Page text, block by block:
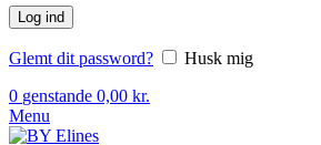
Log ind
Glemt dit password?
Husk mig
0 genstande 0,00 kr.
Menu